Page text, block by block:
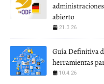
abierto
21.3.26
Guía Definitiva
herramientas
10.4.26